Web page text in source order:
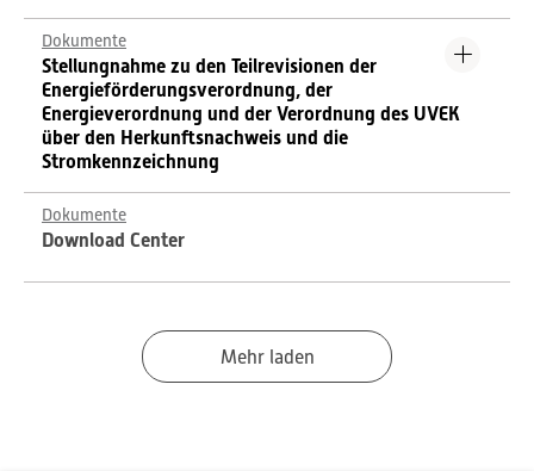
Dokumente
Stellungnahme zu den Teilrevisionen der
Energieförderungsverordnung, der
Energieverordnung und der Verordnung des UVEK
über den Herkunftsnachweis und die
Stromkennzeichnung
Dokumente
Download Center
Mehr laden